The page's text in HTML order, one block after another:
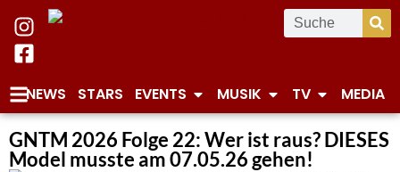
NEWS STARS EVENTS MUSIK TV MEDIA
GNTM 2026 Folge 22: Wer ist raus? DIESES
Model musste am 07.05.26 gehen!